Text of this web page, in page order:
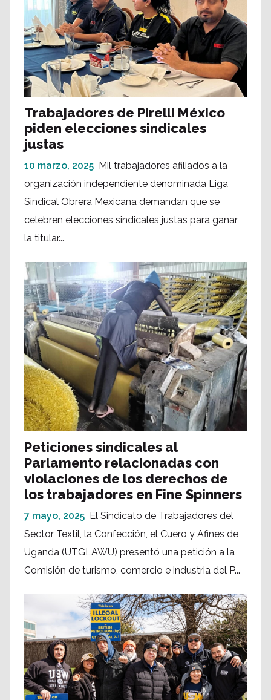
Trabajadores de Pirelli México
piden elecciones sindicales
justas
10 marzo, 2025 Mil trabajadores afiliados a la
organización independiente denominada Liga
Sindical Obrera Mexicana demandan que se
celebren elecciones sindicales justas para ganar
la titular...
Peticiones sindicales al
Parlamento relacionadas con
violaciones de los derechos de
los trabajadores en Fine Spinners
7 mayo, 2025 El Sindicato de Trabajadores del
Sector Textil, la Confección, el Cuero y Afines de
Uganda (UTGLAWU) presentó una petición a la
Comisión de turismo, comercio e industria del P...